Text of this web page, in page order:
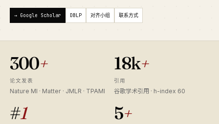
→ Google Scholar DBLP 对齐小组 联系方式
300+
论文发表
Nature MI · Matter · JMLR · TPAMI
18k+
引用
谷歌学术引用 · h-index 60
#1 5+